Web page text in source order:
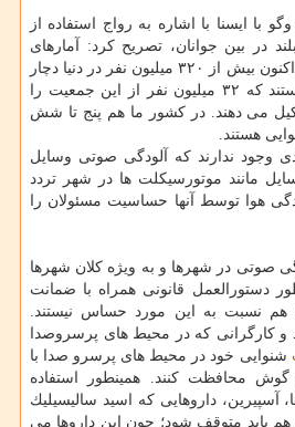
با ایسنا با اشاره به رواج استفاده از
در بین جوانان، تصریح كرد: آمارهای
جهانی نشان داده است هم اكنون بیش از ۳۲۰ میلیون نفر در دنیا دچار
كم شنوایی ناتوان كننده هستند كه ۳۲ میلیون نفر از این جمعیت را
از ۱۵ سال تشكیل می دهند. در كشور ما هم پنج تا شش
هستند.
وجود ندارند كه آلودگی صوتی وسایل
مانند موتورسیكلت ها در شهر تردد
هوا توسط آنها حساسیت مسئولان را
صوتی در شهرها و به ویژه كلان شهرها
دستورالعمل قانونی همراه با ضمانت
هم نسبت به این مورد حساس نیستند.
و كارگرانی كه در محیط های پرسروصدا
شنوایی خود در محیط های پرسرو صدا با
گوش محافظت كنند. همینطور استفاده
آسپیرین، داروهایی كه اسید سالیسیلیك
هم باید متوقف شود؛ چون این داروها می